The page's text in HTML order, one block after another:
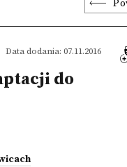
Data dodania: 07.11.2016
do